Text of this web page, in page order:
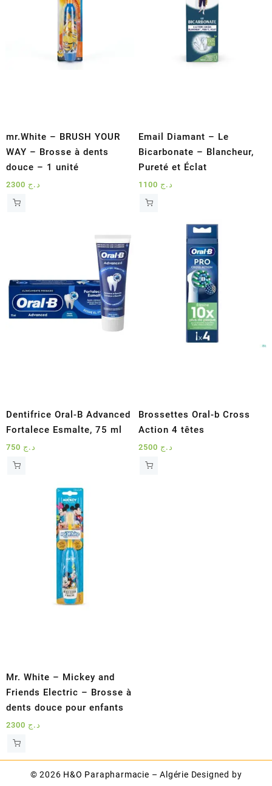
mr.White – BRUSH YOUR
WAY – Brosse à dents
douce – 1 unité
د.ج
Email Diamant – Le
Bicarbonate – Blancheur,
Pureté et Éclat
د.ج
Dentifrice Oral-B Advanced
Fortalece Esmalte, 75 ml
د.ج
Brossettes Oral-b Cross
Action 4 têtes
د.ج
Mr. White – Mickey and
Friends Electric – Brosse à
dents douce pour enfants
د.ج
© 2026 H&O Parapharmacie – Algérie Designed by